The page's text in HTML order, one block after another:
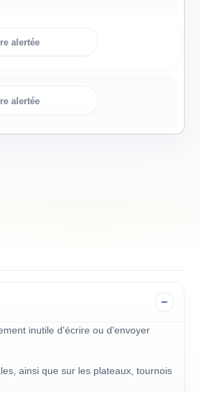
alertée
alertée
inutile d'écrire ou d'envoyer
ainsi que sur les plateaux, tournois